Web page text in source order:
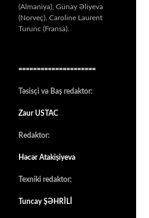
(Almaniya), Günay Əliyeva
(Norveç). Caroline Laurent
Turunc (Fransa).
=====================
Təsisçi və Baş redaktor:
Zaur USTAC
Redaktor:
Həcər Atakişiyeva
Texniki redaktor:
Tuncay ŞƏHRİLİ